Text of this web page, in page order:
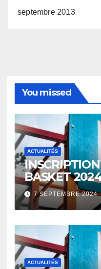
septembre 2013
You missed
ACTUALITÉS
BASKET
7 SEPTEMBRE 2024
ACTUALITÉS